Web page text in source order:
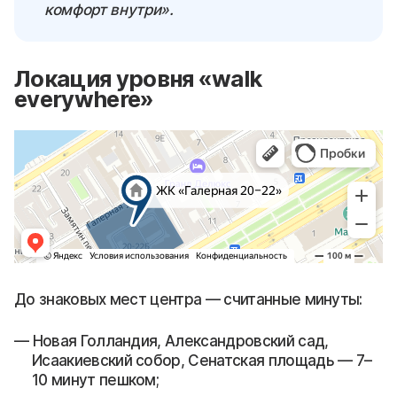
комфорт внутри».
Локация уровня «walk
everywhere»
До знаковых мест центра — считанные минуты:
Новая Голландия, Александровский сад,
Исаакиевский собор, Сенатская площадь — 7–
10 минут пешком;